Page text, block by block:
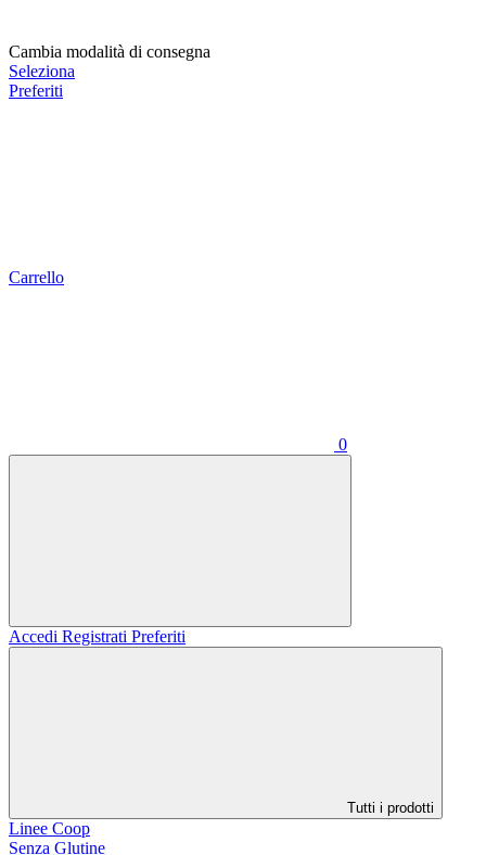
Cambia modalità di consegna
Seleziona
Preferiti
Carrello
0
Accedi Registrati Preferiti
Tutti i prodotti
Linee Coop
Senza Glutine